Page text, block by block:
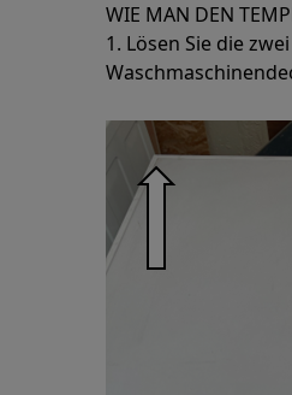
WIE MAN DEN
1. Lösen Sie die